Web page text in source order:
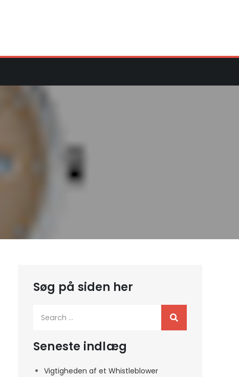
Søg på siden her
Seneste indlæg
Vigtigheden af et Whistleblower